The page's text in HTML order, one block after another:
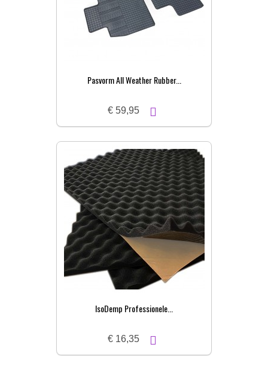
Pasvorm All Weather Rubber...
€ 59,95
IsoDemp Professionele...
€ 16,35